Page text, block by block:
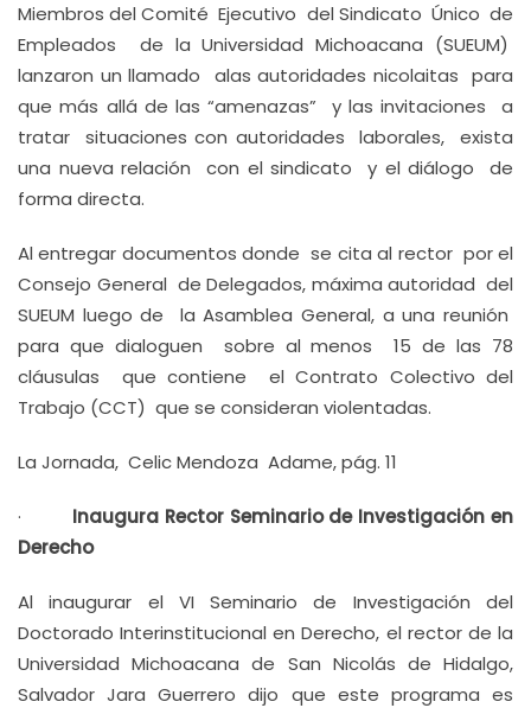
Miembros del Comité Ejecutivo del Sindicato Único de
Empleados de la Universidad Michoacana (SUEUM)
lanzaron un llamado alas autoridades nicolaitas para
que más allá de las “amenazas” y las invitaciones a
tratar situaciones con autoridades laborales, exista
una nueva relación con el sindicato y el diálogo de
forma directa.
Al entregar documentos donde se cita al rector por el
Consejo General de Delegados, máxima autoridad del
SUEUM luego de la Asamblea General, a una reunión
para que dialoguen sobre al menos 15 de las 78
cláusulas que contiene el Contrato Colectivo del
Trabajo (CCT) que se consideran violentadas.
La Jornada, Celic Mendoza Adame, pág. 11
· Inaugura Rector Seminario de Investigación en
Derecho
Al inaugurar el VI Seminario de Investigación del
Doctorado Interinstitucional en Derecho, el rector de la
Universidad Michoacana de San Nicolás de Hidalgo,
Salvador Jara Guerrero dijo que este programa es